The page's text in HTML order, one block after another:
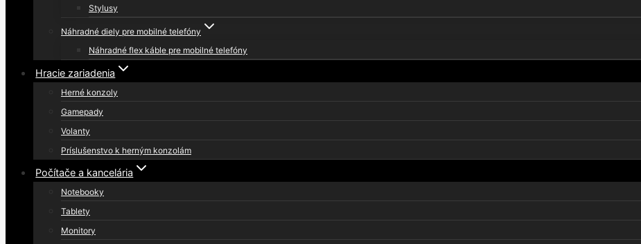
Stylusy
Náhradné diely pre mobilné telefóny
Náhradné flex káble pre mobilné telefóny
Hracie zariadenia
Herné konzoly
Gamepady
Volanty
Príslušenstvo k herným konzolám
Počítače a kancelária
Notebooky
Tablety
Monitory